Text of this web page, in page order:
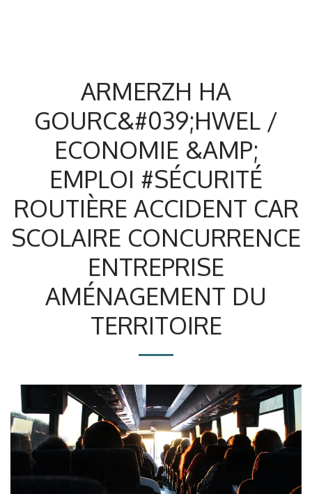
ARMERZH HA
GOURC&#039;HWEL /
ECONOMIE &AMP;
EMPLOI #SÉCURITÉ
ROUTIÈRE ACCIDENT CAR
SCOLAIRE CONCURRENCE
ENTREPRISE
AMÉNAGEMENT DU
TERRITOIRE